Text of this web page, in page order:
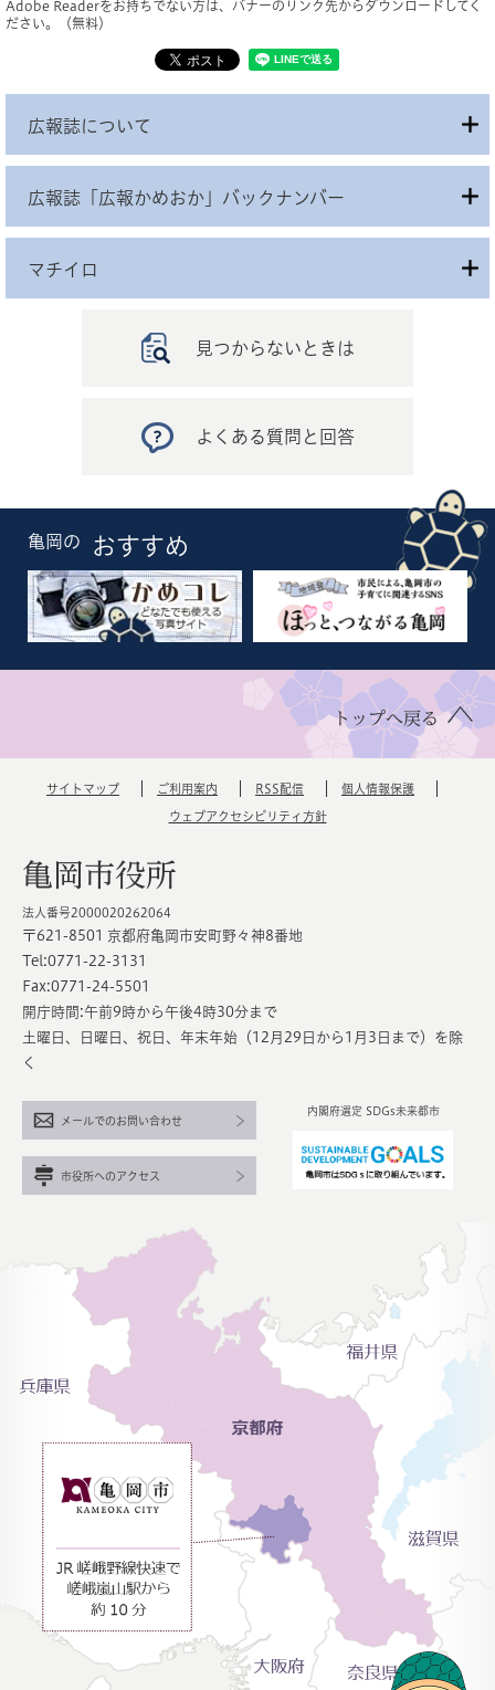
Adobe Readerをお持ちでない方は、バナーのリンク先からダウンロードしてく
ださい。（無料）
広報誌について
広報誌「広報かめおか」バックナンバー
マチイロ
見つからないときは
よくある質問と回答
亀岡の おすすめ
トップへ戻る
サイトマップ ご利用案内 RSS配信 個人情報保護
ウェブアクセシビリティ方針
亀岡市役所
法人番号2000020262064
〒621-8501 京都府亀岡市安町野々神8番地
Tel:0771-22-3131
Fax:0771-24-5501
開庁時間:午前9時から午後4時30分まで
土曜日、日曜日、祝日、年末年始（12月29日から1月3日まで）を除
く
内閣府選定 SDGs未来都市
メールでのお問い合わせ
市役所へのアクセス